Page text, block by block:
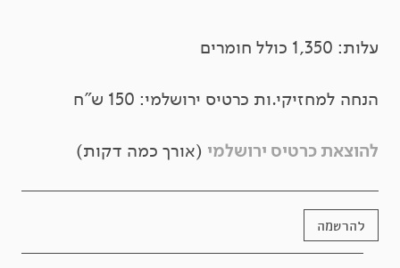
עלות: 1,350 כולל חומרים
הנחה למחזיקי.ות כרטיס ירושלמי: 150 ש"ח
להוצאת כרטיס ירושלמי (אורך כמה דקות)
להרשמה